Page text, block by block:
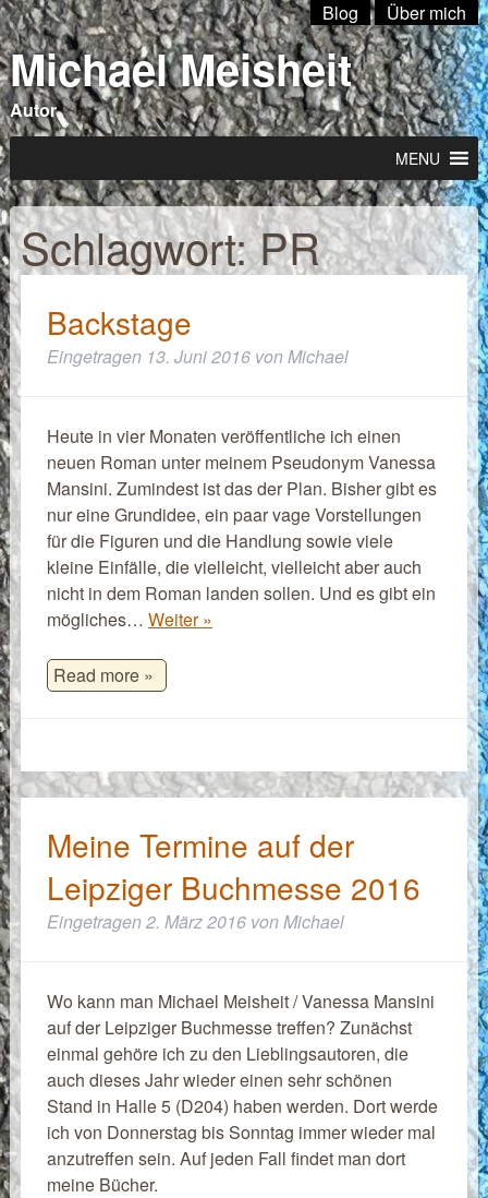
Blog Über mich
Michael Meisheit
Autor
MENU
Schlagwort:PR
Backstage
Eingetragen 13. Juni 2016 vonMichael
Heute in vier Monaten veröffentliche ich einen
neuen Roman unter meinem Pseudonym Vanessa
Mansini. Zumindest ist das der Plan. Bisher gibt es
nur eine Grundidee, ein paar vage Vorstellungen
für die Figuren und die Handlung sowie viele
kleine Einfälle, die vielleicht, vielleicht aber auch
nicht in dem Roman landen sollen. Und es gibt ein
mögliches… Weiter »
Read more »
Meine Termine auf der
Leipziger Buchmesse 2016
Eingetragen2. März 2016 vonMichael
Wo kann man Michael Meisheit / Vanessa Mansini
auf der Leipziger Buchmesse treffen? Zunächst
einmal gehöre ich zu den Lieblingsautoren, die
auch dieses Jahr wieder einen sehr schönen
Stand in Halle 5 (D204) haben werden. Dort werde
ich von Donnerstag bis Sonntag immer wieder mal
anzutreffen sein. Auf jeden Fall findet man dort
meine Bücher.